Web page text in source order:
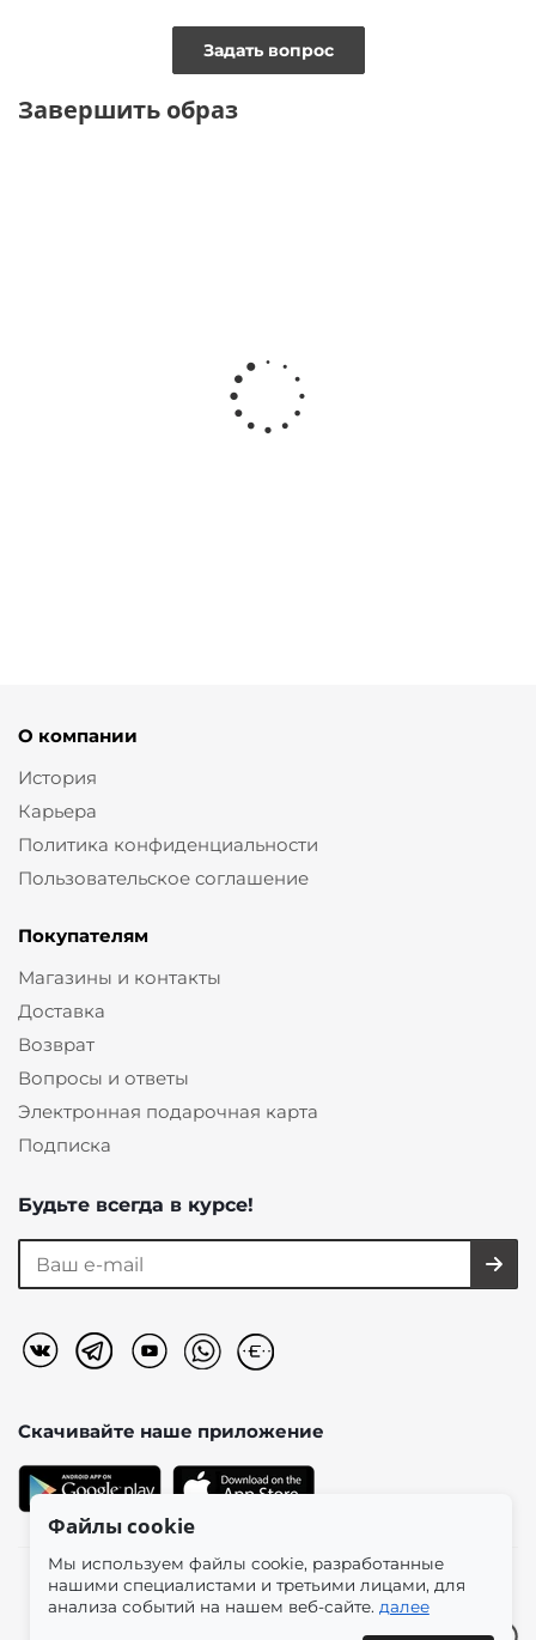
Задать вопрос
Завершить образ
О компании
История
Карьера
Политика конфиденциальности
Пользовательское соглашение
Покупателям
Магазины и контакты
Доставка
Возврат
Вопросы и ответы
Электронная подарочная карта
Подписка
Будьте всегда в курсе!
Скачивайте наше приложение
2026 © «Моно-Стиль» мультибрендовый интернет-
Файлы cookie
Мы используем файлы cookie, разработанные
нашими специалистами и третьими лицами, для
анализа событий на нашем веб-сайте. далее